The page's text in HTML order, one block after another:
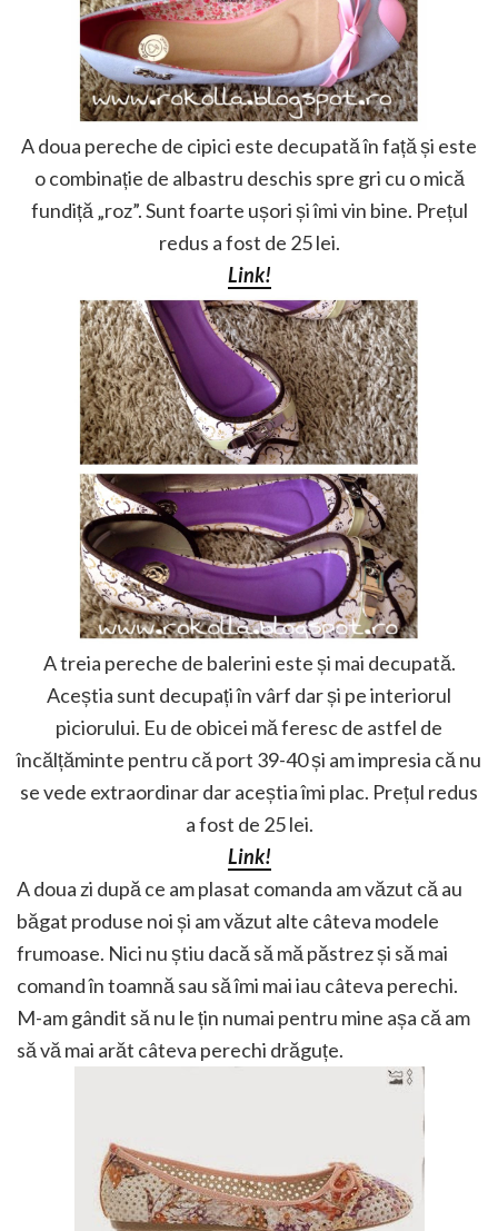
A doua pereche de cipici este decupată în față și este
o combinație de albastru deschis spre gri cu o mică
fundiță „roz”. Sunt foarte ușori și îmi vin bine. Prețul
redus a fost de 25 lei.
Link!
A treia pereche de balerini este și mai decupată.
Aceștia sunt decupați în vârf dar și pe interiorul
piciorului. Eu de obicei mă feresc de astfel de
încălțăminte pentru că port 39-40 și am impresia că nu
se vede extraordinar dar aceștia îmi plac. Prețul redus
a fost de 25 lei.
Link!
A doua zi după ce am plasat comanda am văzut că au
băgat produse noi și am văzut alte câteva modele
frumoase. Nici nu știu dacă să mă păstrez și să mai
comand în toamnă sau să îmi mai iau câteva perechi.
M-am gândit să nu le țin numai pentru mine așa că am
să vă mai arăt câteva perechi drăguțe.